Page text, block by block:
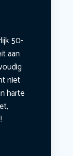
50-
aan
niet
harte